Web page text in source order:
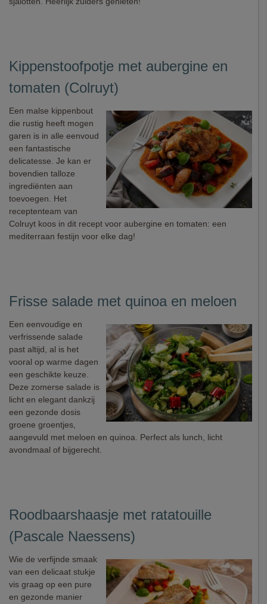
Kippenstoofpotje met aubergine en
tomaten (Colruyt)
Een malse kippenbout
die rustig heeft mogen
garen is in alle eenvoud
een fantastische
delicatesse. Je kan er
bovendien talloze
ingrediënten aan
toevoegen. Het
receptenteam van
Colruyt koos in dit recept voor aubergine en tomaten: een
mediterraan festijn voor elke dag!
Frisse salade met quinoa en meloen
Een eenvoudige en
verfrissende salade
past altijd, al is het
vooral op warme dagen
een geschikte keuze.
Deze zomerse salade is
licht en elegant dankzij
een gezonde dosis
groene groentjes,
aangevuld met meloen en quinoa. Perfect als lunch, licht
avondmaal of bijgerecht.
Roodbaarshaasje met ratatouille
(Pascale Naessens)
Wie de verfijnde smaak
van een delicaat stukje
vis graag op een pure
en gezonde manier